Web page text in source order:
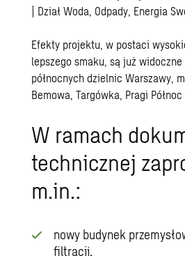
| Dział Woda, Odpady, Energia
Efekty projektu, w postaci
lepszego smaku, są już
północnych dzielnic Warszawy,
Bemowa, Targówka, Pragi
W ramach
technicznej
m.in.:
nowy budynek
filtracji,